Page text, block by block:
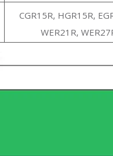
CGR15R, HGR15R,
WER21R,